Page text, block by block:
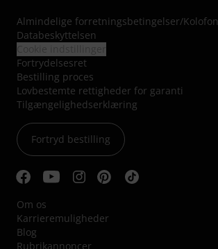
Almindelige forretningsbetingelser/Kolofon
Databeskyttelsen
Fortrydelsesret
Bestilling proces
Lovbestemte rettigheder for garanti
Tilgængelighedserklæring
Fortryd bestilling
Om os
Karrieremuligheder
Blog
Rubrikannoncer